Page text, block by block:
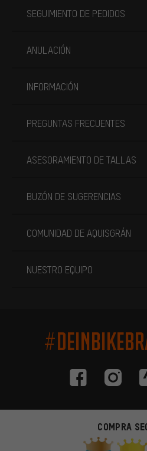
SEGUIMIENTO DE PEDIDOS
ANULACIÓN
INFORMACIÓN
PREGUNTAS FRECUENTES
ASESORAMIENTO DE TALLAS
BUZÓN DE SUGERENCIAS
COMUNIDAD DE AQUISGRÁN
NUESTRO EQUIPO
COMPRA